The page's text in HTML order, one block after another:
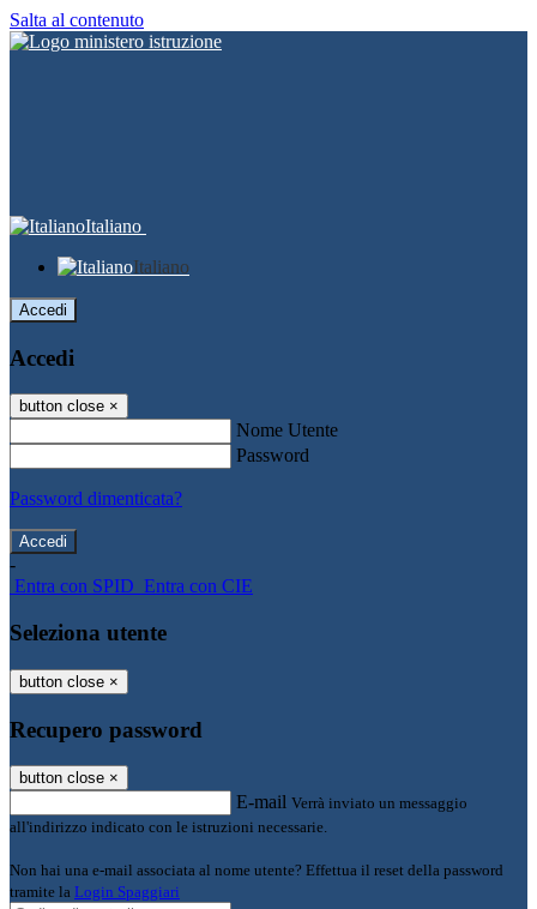
Salta al contenuto
Italiano
Italiano
Accedi
Accedi
button close ×
Nome Utente
Password
Password dimenticata?
-
Entra con SPID Entra con CIE
Seleziona utente
button close ×
Recupero password
button close ×
E-mail Verrà inviato un messaggio
all'indirizzo indicato con le istruzioni necessarie.
Non hai una e-mail associata al nome utente? Effettua il reset della password
tramite la Login Spaggiari